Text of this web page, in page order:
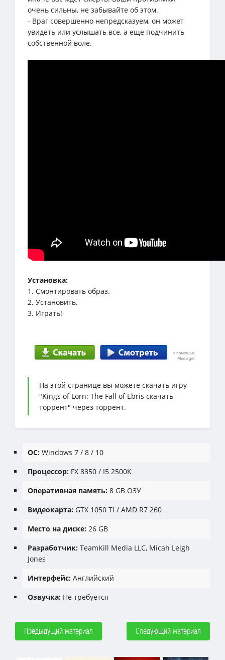
очень сильны, не забывайте об этом.
- Враг совершенно непредсказуем, он может
увидеть или услышать все, а еще подчинить
собственной воле.
Установка:
1. Смонтировать образ.
2. Установить.
3. Играть!
На этой странице вы можете скачать игру
"Kings of Lorn: The Fall of Ebris скачать
торрент" через торрент.
ОС: Windows 7 / 8 / 10
Процессор: FX 8350 / I5 2500K
Оперативная память: 8 GB ОЗУ
Видеокарта: GTX 1050 TI / AMD R7 260
Место на диске: 26 GB
Разработчик: TeamKill Media LLC, Micah Leigh
Jones
Интерфейс: Английский
Озвучка: Не требуется
Предыдущий материал Следующий материал